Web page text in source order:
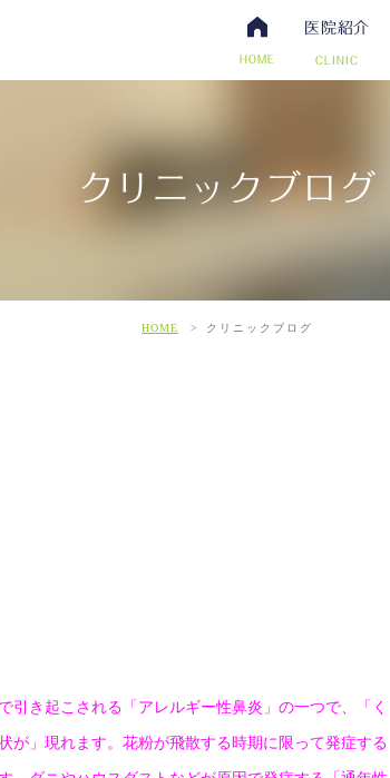
HOME
医院紹介
CLINIC
アクセス・診療時間 スタッフ募集
視鏡検査について 日帰り手術（内視
ワクチン・予防接種
クリニックブログ
HOME クリニックブログ
き起こされる「アレルギー性鼻炎」の一つで、「く
が」現れます。花粉が飛散する時期に限って発症する